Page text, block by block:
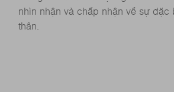
nhìn nhận và chấp nhận về sự đặc
thân.